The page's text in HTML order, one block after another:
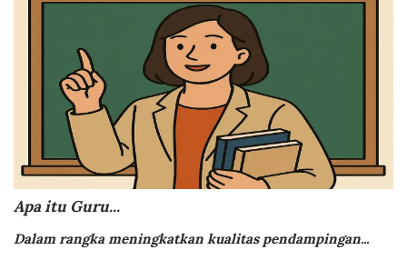
Apa itu Guru...
Dalam rangka meningkatkan kualitas pendampingan...